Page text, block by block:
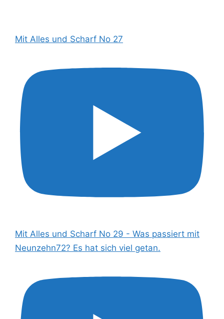
Mit Alles und Scharf No 27
Mit Alles und Scharf No 29 - Was passiert mit
Neunzehn72? Es hat sich viel getan.